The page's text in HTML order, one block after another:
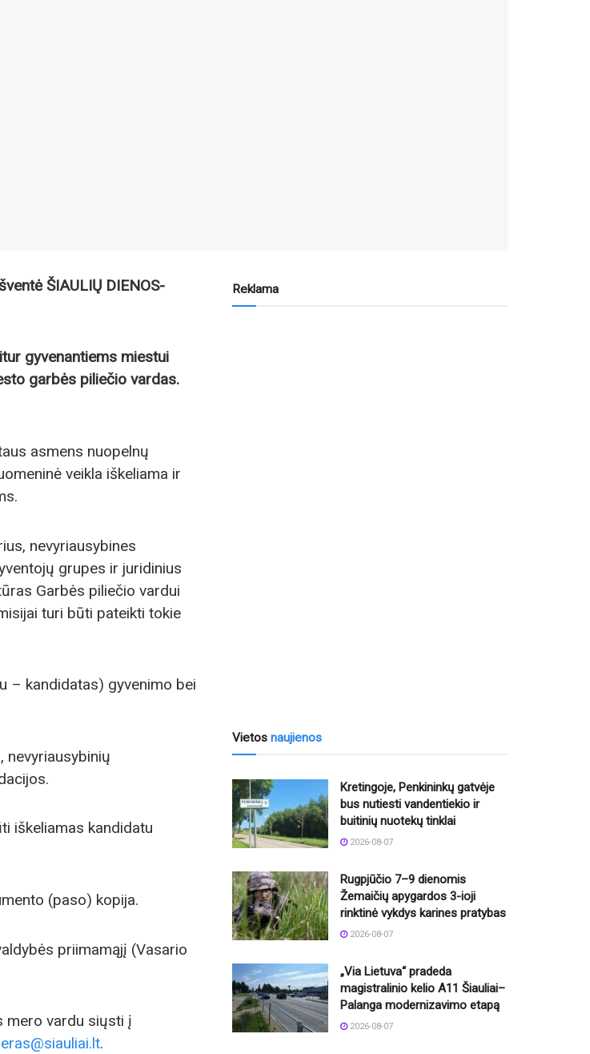
ŠIAULIŲ DIENOS-
gyvenantiems miestui
garbės piliečio vardas.
asmens nuopelnų
veikla iškeliama ir
nevyriausybines
grupes ir juridinius
Garbės piliečio vardui
turi būti pateikti tokie
– kandidatas) gyvenimo bei
nevyriausybinių
iškeliamas kandidatu
(paso) kopija.
priimamąjį (Vasario
mero vardu siųsti į
.
Reklama
Vietos naujienos
Kretingoje, Penkininkų gatvėje
bus nutiesti vandentiekio ir
buitinių nuotekų tinklai
2026-08-07
Rugpjūčio 7–9 dienomis
Žemaičių apygardos 3-ioji
rinktinė vykdys karines pratybas
2026-08-07
„Via Lietuva“ pradeda
magistralinio kelio A11 Šiauliai–
Palanga modernizavimo etapą
2026-08-07